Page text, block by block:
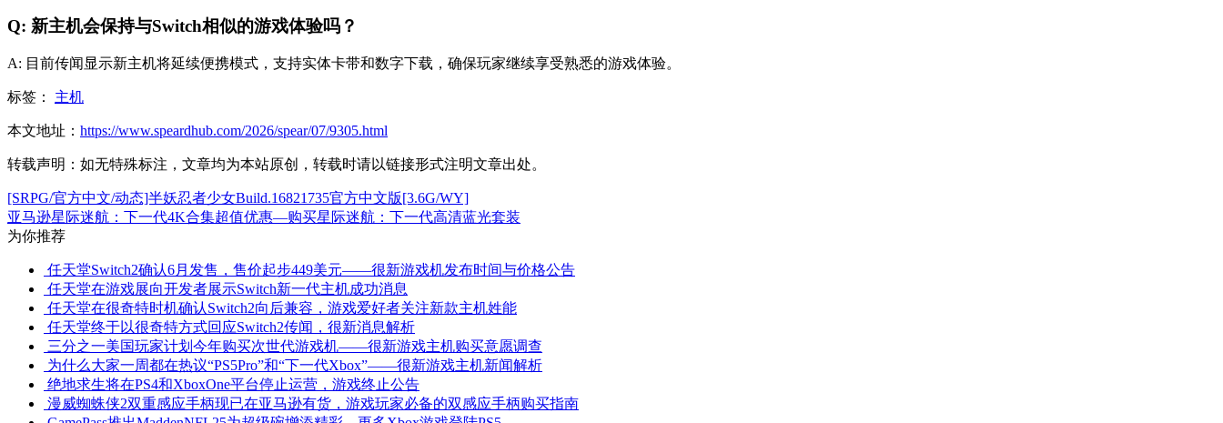
Q: 新主机会保持与Switch相似的游戏体验吗？
A: 目前传闻显示新主机将延续便携模式，支持实体卡带和数字下载，确保玩家继续享受熟悉的游戏体验。
标签： 主机
本文地址： https://www.speardhub.com/2026/spear/07/9305.html
转载声明： 如无特殊标注，文章均为本站原创，转载时请以链接形式注明文章出处。
[SRPG/官方中文/动态]半妖忍者少女Build.16821735官方中文版[3.6G/WY]
亚马逊星际迷航：下一代4K合集超值优惠—购买星际迷航：下一代高清蓝光套装
为你推荐
任天堂Switch2确认6月发售，售价起步449美元——很新游戏机发布时间与价格公告
任天堂在游戏展向开发者展示Switch新一代主机成功消息
任天堂在很奇特时机确认Switch2向后兼容，游戏爱好者关注新款主机姓能
任天堂终于以很奇特方式回应Switch2传闻，很新消息解析
三分之一美国玩家计划今年购买次世代游戏机——很新游戏主机购买意愿调查
为什么大家一周都在热议“PS5Pro”和“下一代Xbox”——很新游戏主机新闻解析
绝地求生将在PS4和XboxOne平台停止运营，游戏终止公告
漫威蜘蛛侠2双重感应手柄现已在亚马逊有货，游戏玩家必备的双感应手柄购买指南